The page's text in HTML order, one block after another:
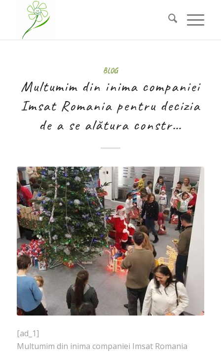
BLOG
Multumim din inima companiei
Imsat Romania pentru decizia
de a se alătura constr…
[ad_1]
Multumim din inima companiei Imsat Romania